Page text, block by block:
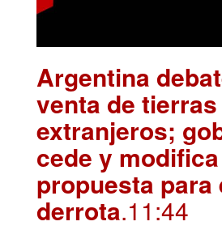
Argentina
venta de tierras
extranjeros;
cede y modifica
propuesta para
derrota.11:44